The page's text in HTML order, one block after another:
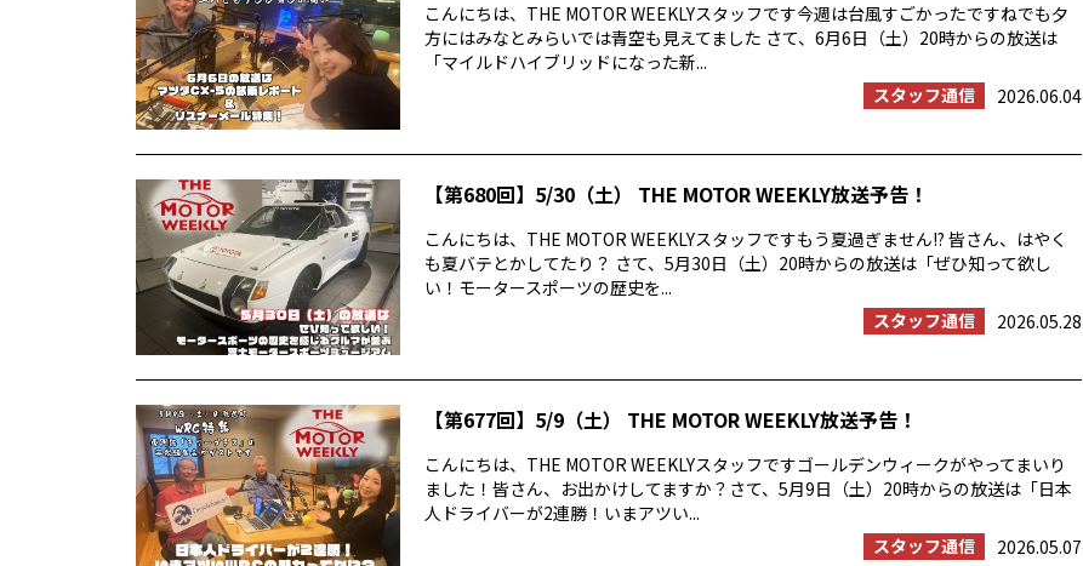
こんにちは、THE MOTOR WEEKLYスタッフです今週は台風すごかったですねでも夕
方にはみなとみらいでは青空も見えてました さて、6月6日（土）20時からの放送は
「マイルドハイブリッドになった新...
スタッフ通信
2026.06.04
【第680回】5/30（土） THE MOTOR WEEKLY放送予告！
こんにちは、THE MOTOR WEEKLYスタッフですもう夏過ぎません!? 皆さん、はやく
も夏バテとかしてたり？ さて、5月30日（土）20時からの放送は「ぜひ知って欲し
い！モータースポーツの歴史を...
スタッフ通信
2026.05.28
【第677回】5/9（土） THE MOTOR WEEKLY放送予告！
こんにちは、THE MOTOR WEEKLYスタッフですゴールデンウィークがやってまいり
ました！皆さん、お出かけしてますか？さて、5月9日（土）20時からの放送は「日本
人ドライバーが2連勝！いまアツい...
スタッフ通信
2026.05.07